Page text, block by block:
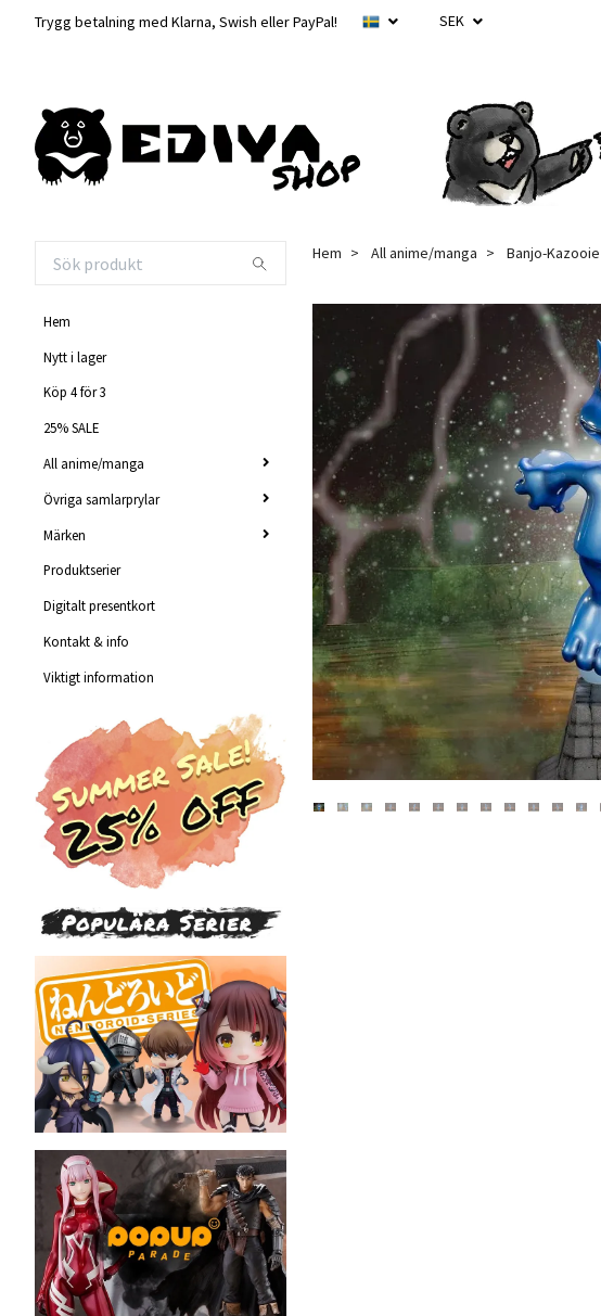
Trygg betalning med Klarna, Swish eller PayPal! SEK
Hem
Nytt i lager
Köp 4 för 3
25% SALE
All anime/manga
Övriga samlarprylar
Märken
Produktserier
Digitalt presentkort
Kontakt & info
Viktigt information
Hem All anime/manga Banjo-Kazooie